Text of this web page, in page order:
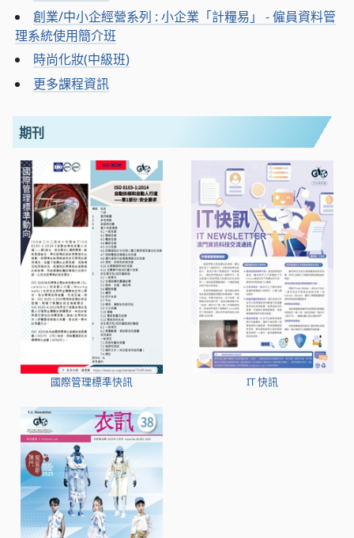
創業/中小企經營系列 : 小企業「計糧易」 - 僱員資料管
理系統使用簡介班
時尚化妝(中級班)
更多課程資訊
期刊
國際管理標準快訊 IT 快訊